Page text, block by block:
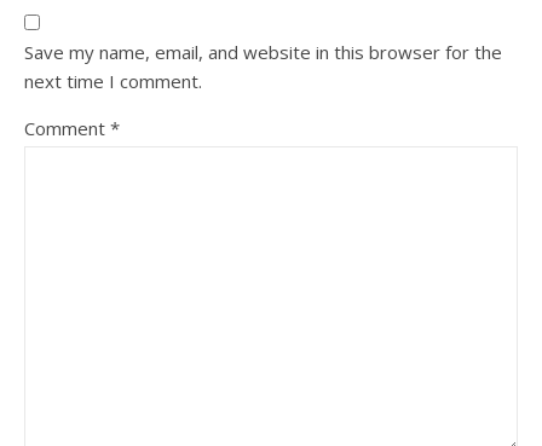
Save my name, email, and website in this browser for the
next time I comment.
Comment *